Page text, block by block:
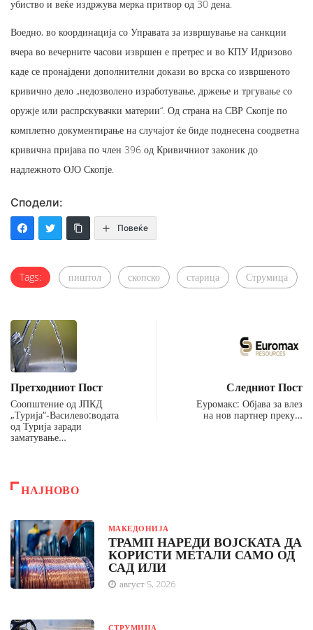
убиство и веќе издржува мерка притвор од 30 дена.
Воедно, во координација со Управата за извршување на санкции
вчера во вечерните часови извршен е претрес и во КПУ Идризово
каде се пронајдени дополнителни докази во врска со извршеното
кривично дело „недозволено изработување, држење и тргување со
оружје или распрскувачки материи“. Од страна на СВР Скопје по
комплетно документирање на случајот ќе биде поднесена соодветна
кривична пријава по член 396 од Кривичниот законик до
надлежното ОЈО Скопје.
Сподели:
Повеќе
Tags: пиштол скопско старица Струмица
Претходниот Пост
Соопштение од ЈПКД
„Турија“-Василево:водата
од Турија заради
заматување…
Следниот Пост
Еуромакс: Објава за влез
на нов партнер преку…
НАЈНОВО
МАКЕДОНИЈА
ТРАМП НАРЕДИ ВОЈСКАТА ДА
КОРИСТИ МЕТАЛИ САМО ОД
САД ИЛИ
август 5, 2026
СТРУМИЦА